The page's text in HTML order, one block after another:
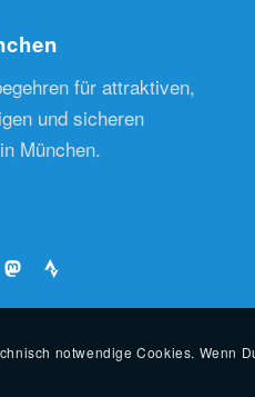
für attraktiven,
und sicheren
München.
notwendige Cookies. Wenn